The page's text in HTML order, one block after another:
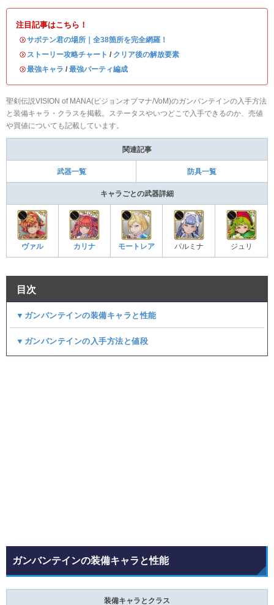
注目記事はこちら！
・サボテン君の場所｜全38箇所を完全網羅！
・ ストーリー攻略チャート / クリア後の解放要素
・最強キャラ / 最強パーティ編成
聖剣伝説VISION of MANA(ビジョンオブマナ/VoM)のガンバンテインの入手方法
と装備キャラ・クラスを掲載。ステータスやいつどこで入手できるのか、売値
や買値についても記載しています。
関連記事
武器一覧 防具一覧
キャラごとの武器詳細
ヴァル カリナ モートレア パルミナ ジュリ
目次
▼ガンバンテインの装備キャラと性能
▼ガンバンテインの入手方法と値段
ガンバンテインの装備キャラと性能
装備キャラとクラス